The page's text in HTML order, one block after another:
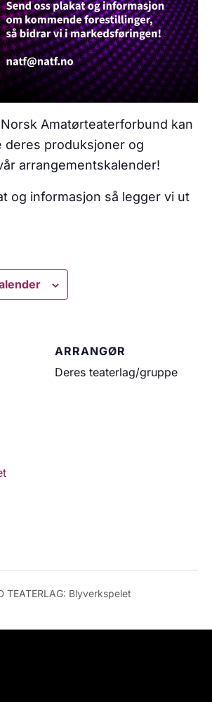
Amatørteaterforbund kan
deres produksjoner og
arrangementskalender!
og informasjon så legger vi ut
ARRANGØR
Deres teaterlag/gruppe
TEATERLAG: Blyverkspelet